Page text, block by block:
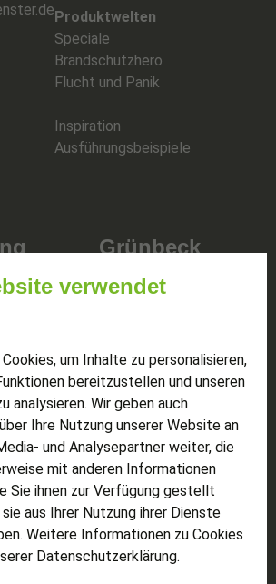
Produktwelten
Speciale
Brandschutzhero
Flucht und Panik
Inspiration
Ausführungsbeispiele
(Ratgeber)
Grünbeck
Partner
Über uns
Karriere
Kontakt
verwendet
um Inhalte zu personalisieren,
bereitzustellen und unseren
analysieren. Wir geben auch
Ihre Nutzung unserer Website an
und Analysepartner weiter, die
mit anderen Informationen
Sie ihnen zur Verfügung gestellt
aus Ihrer Nutzung ihrer Dienste
Weitere Informationen zu Cookies
Datenschutzerklärung.